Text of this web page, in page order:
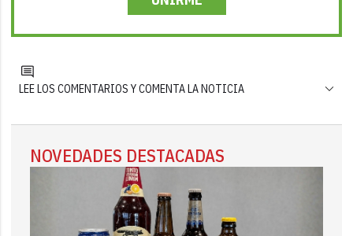
LEE LOS COMENTARIOS Y COMENTA LA NOTICIA
NOVEDADES DESTACADAS